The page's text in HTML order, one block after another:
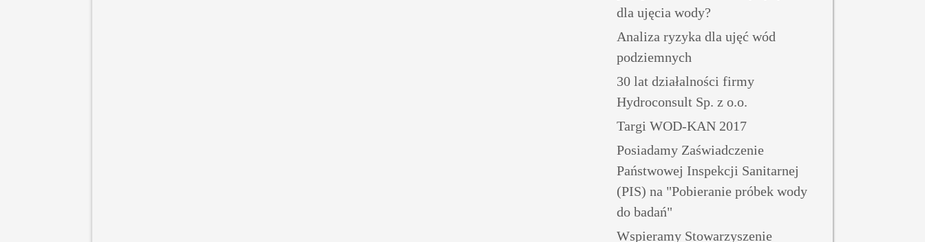
dla ujęcia wody?
Analiza ryzyka dla ujęć wód
podziemnych
30 lat działalności firmy
Hydroconsult Sp. z o.o.
Targi WOD-KAN 2017
Posiadamy Zaświadczenie
Państwowej Inspekcji Sanitarnej
(PIS) na "Pobieranie próbek wody
do badań"
Wspieramy Stowarzyszenie